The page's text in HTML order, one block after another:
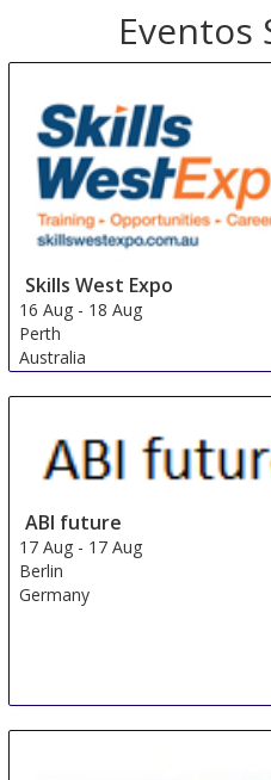
Eventos
Skills West Expo
16 Aug - 18 Aug
Perth
Australia
ABI future
17 Aug - 17 Aug
Berlin
Germany